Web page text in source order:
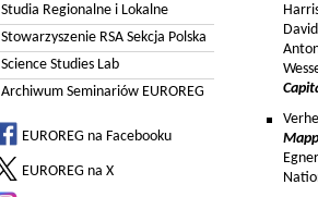
Studia Regionalne i Lokalne
Stowarzyszenie RSA Sekcja Polska
Science Studies Lab
Archiwum Seminariów EUROREG
EUROREG na Facebooku
EUROREG na X